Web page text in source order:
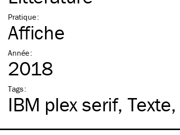
Pratique:
Affiche
Année:
2018
Tags:
IBM plex serif Texte